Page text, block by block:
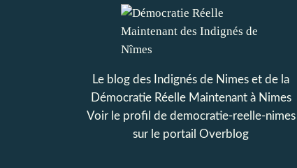
Le blog des Indignés de Nimes et de la
Démocratie Réelle Maintenant à Nimes
Voir le profil de democratie-reelle-nimes
sur le portail Overblog